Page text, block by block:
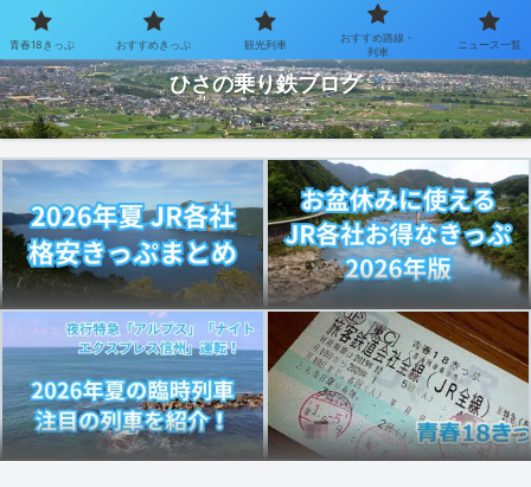
お得なきっぷで乗り鉄を楽しむブログ
ひさの乗り鉄ブログ
青春18きっぷ おすすめきっぷ 観光列車
おすすめ路線・
列車
ニュース一覧